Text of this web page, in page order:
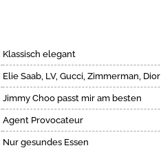
Klassisch elegant
Elie Saab, LV, Gucci, Zimmerman, Dior
Jimmy Choo passt mir am besten
Agent Provocateur
Nur gesundes Essen